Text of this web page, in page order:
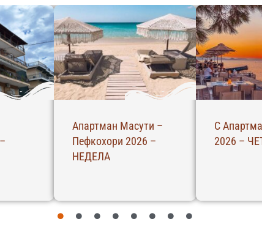
Студија Зинова –
Пефкохори 2026 –
НЕДЕЛА
Хотел
Парга